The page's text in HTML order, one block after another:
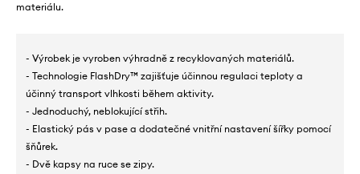
materiálu.
- Výrobek je vyroben výhradně z recyklovaných materiálů.
- Technologie FlashDry™ zajišťuje účinnou regulaci teploty a
účinný transport vlhkosti během aktivity.
- Jednoduchý, neblokující střih.
- Elastický pás v pase a dodatečné vnitřní nastavení šířky pomocí
šňůrek.
- Dvě kapsy na ruce se zipy.